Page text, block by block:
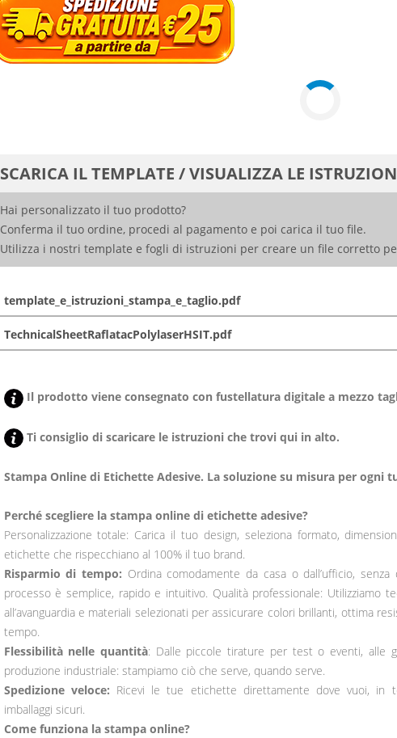
SCARICA IL TEMPLATE / VISUALIZZA LE
Hai personalizzato il tuo prodotto?
Conferma il tuo ordine, procedi al pagamento e poi carica il tuo file.
Utilizza i nostri template e fogli di istruzioni per creare un file corretto
template_e_istruzioni_stampa_e_taglio.pdf
TechnicalSheetRaflatacPolylaserHSIT.pdf
Il prodotto viene consegnato con fustellatura digitale a mezzo
Ti consiglio di scaricare le istruzioni che trovi qui in alto.
Stampa Online di Etichette Adesive. La soluzione su misura per ogni
Perché scegliere la stampa online di etichette adesive?
Personalizzazione totale: Carica il tuo design, seleziona formato,
etichette che rispecchiano al 100% il tuo brand.
Risparmio di tempo: Ordina comodamente da casa o dall’ufficio,
processo è semplice, rapido e intuitivo. Qualità professionale: Utilizziamo
all’avanguardia e materiali selezionati per assicurare colori brillanti, ottima
tempo.
Flessibilità nelle quantità: Dalle piccole tirature per test o eventi, alle
produzione industriale: stampiamo ciò che serve, quando serve.
Spedizione veloce: Ricevi le tue etichette direttamente dove vuoi, in
imballaggi sicuri.
Come funziona la stampa online?